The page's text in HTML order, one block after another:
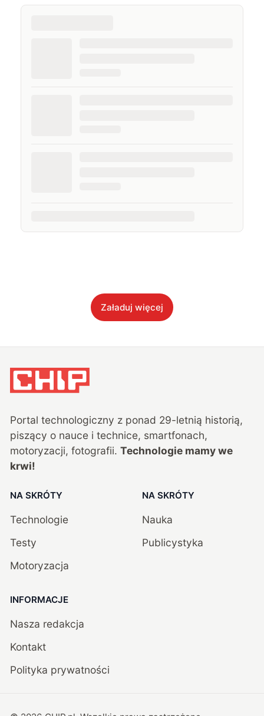
Załaduj więcej
Portal technologiczny z ponad 29-letnią historią,
piszący o nauce i technice, smartfonach,
motoryzacji, fotografii. Technologie mamy we
krwi!
NA SKRÓTY
Technologie
Testy
Motoryzacja
NA SKRÓTY
Nauka
Publicystyka
INFORMACJE
Nasza redakcja
Kontakt
Polityka prywatności